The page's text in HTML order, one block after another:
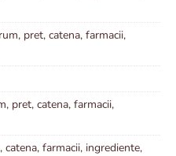
pret, catena, farmacii,
pret, catena, farmacii,
farmacii, ingrediente,